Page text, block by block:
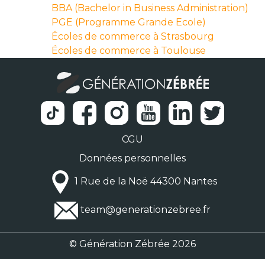
BBA (Bachelor in Business Administration)
PGE (Programme Grande Ecole)
Écoles de commerce à Strasbourg
Écoles de commerce à Toulouse
CGU
Données personnelles
1 Rue de la Noë 44300 Nantes
team@generationzebree.fr
© Génération Zébrée 2026